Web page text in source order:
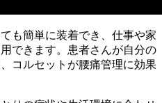
も簡単に装着でき、仕事や家
できます。患者さんが自分の
コルセットが腰痛管理に効果